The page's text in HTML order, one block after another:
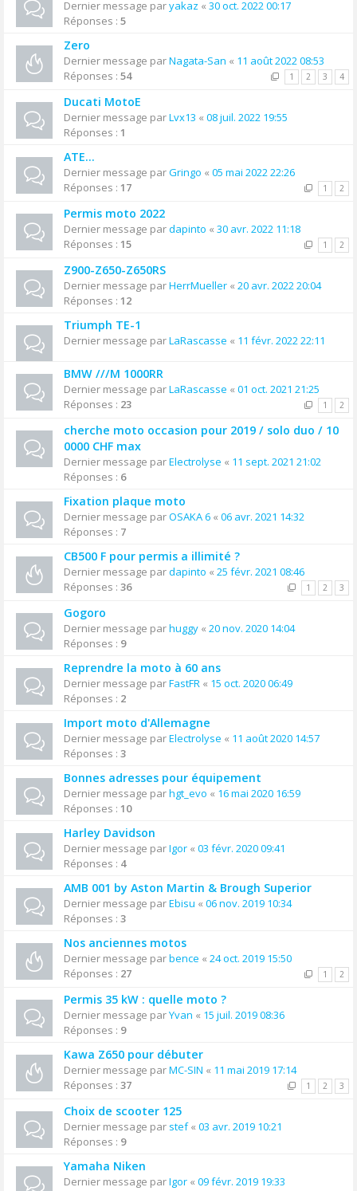
Dernier message paryakaz « 30 oct. 2022 00:17
Réponses : 5
Zero
Dernier message parNagata-San « 11 août 2022 08:53
Réponses : 54 1 2 3 4
Ducati MotoE
Dernier message parLvx13 « 08 juil. 2022 19:55
Réponses : 1
ATE...
Dernier message parGringo « 05 mai 2022 22:26
Réponses : 17 1 2
Permis moto 2022
Dernier message pardapinto « 30 avr. 2022 11:18
Réponses : 15 1 2
Z900-Z650-Z650RS
Dernier message parHerrMueller « 20 avr. 2022 20:04
Réponses : 12
Triumph TE-1
Dernier message parLaRascasse « 11 févr. 2022 22:11
BMW ///M 1000RR
Dernier message parLaRascasse « 01 oct. 2021 21:25
Réponses : 23 1 2
cherche moto occasion pour 2019 / solo duo / 10
0000 CHF max
Dernier message parElectrolyse « 11 sept. 2021 21:02
Réponses : 6
Fixation plaque moto
Dernier message parOSAKA 6 « 06 avr. 2021 14:32
Réponses : 7
CB500 F pour permis a illimité ?
Dernier message pardapinto « 25 févr. 2021 08:46
Réponses : 36 1 2 3
Gogoro
Dernier message parhuggy « 20 nov. 2020 14:04
Réponses : 9
Reprendre la moto à 60 ans
Dernier message parFastFR « 15 oct. 2020 06:49
Réponses : 2
Import moto d'Allemagne
Dernier message parElectrolyse « 11 août 2020 14:57
Réponses : 3
Bonnes adresses pour équipement
Dernier message parhgt_evo « 16 mai 2020 16:59
Réponses : 10
Harley Davidson
Dernier message parIgor « 03 févr. 2020 09:41
Réponses : 4
AMB 001 by Aston Martin & Brough Superior
Dernier message parEbisu « 06 nov. 2019 10:34
Réponses : 3
Nos anciennes motos
Dernier message parbence « 24 oct. 2019 15:50
Réponses : 27 1 2
Permis 35 kW : quelle moto ?
Dernier message parYvan « 15 juil. 2019 08:36
Réponses : 9
Kawa Z650 pour débuter
Dernier message parMC-SIN « 11 mai 2019 17:14
Réponses : 37 1 2 3
Choix de scooter 125
Dernier message par stef« 03 avr. 2019 10:21
Réponses : 9
Yamaha Niken
Dernier message parIgor « 09 févr. 2019 19:33